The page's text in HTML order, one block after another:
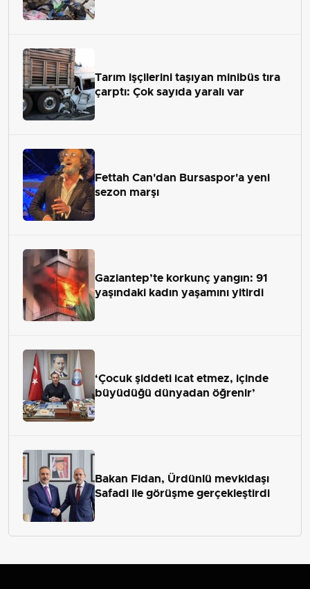
Tarım işçilerini taşıyan minibüs tıra
çarptı: Çok sayıda yaralı var
Fettah Can'dan Bursaspor'a yeni
sezon marşı
Gaziantep’te korkunç yangın: 91
yaşındaki kadın yaşamını yitirdi
‘Çocuk şiddeti icat etmez, içinde
büyüdüğü dünyadan öğrenir’
Bakan Fidan, Ürdünlü mevkidaşı
Safadi ile görüşme gerçekleştirdi